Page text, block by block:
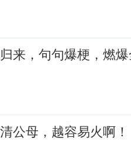
来，句句爆梗，燃
公母，越容易火啊！